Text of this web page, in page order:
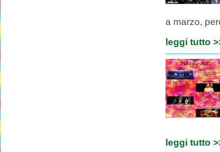
a marzo,
leggi tutto
leggi tutto